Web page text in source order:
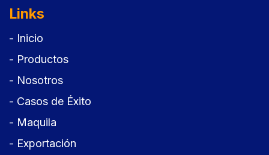
Links
- Inicio
- Productos
- Nosotros
- Casos de Éxito
- Maquila
- Exportación